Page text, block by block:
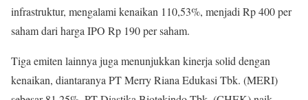
infrastruktur, mengalami kenaikan 110,53%, menjadi Rp 400 per
saham dari harga IPO Rp 190 per saham.
Tiga emiten lainnya juga menunjukkan kinerja solid dengan
kenaikan, diantaranya PT Merry Riana Edukasi Tbk. (MERI)